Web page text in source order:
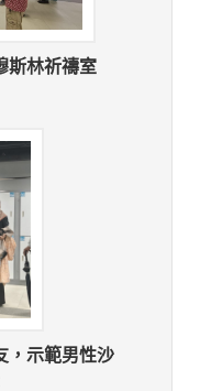
斯林祈禱室
，示範男性沙